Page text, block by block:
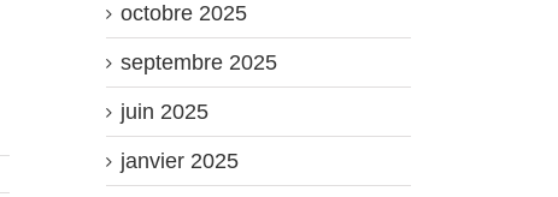
octobre 2025
septembre 2025
juin 2025
janvier 2025